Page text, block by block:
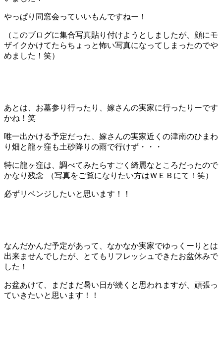
やっぱり同窓会っていいもんですねー！
（このブログに集合写真貼り付けようとしましたが、顔にモ
ザイクかけてたらちょっと怖い写真になってしまったのでや
めました！笑）
あとは、お墓参り行ったり、嫁さんの実家に行ったりーです
かね！笑
唯一出かける予定だった、嫁さんの実家近くの津南のひまわ
り畑と龍ヶ窪も土砂降りの雨で行けず・・・
特に龍ヶ窪は、調べてみたらすごく綺麗なところだったので
かなり残念
（写真をご覧になりたい方はＷＥＢにて！笑）
必ずリベンジしたいと思います！！
なんだかんだ予定があって、なかなか実家でゆっくーりとは
出来ませんでしたが、とてもリフレッシュできたお盆休みで
した！
お盆あけて、まだまだ暑い日が続くと思われますが、頑張っ
ていきたいと思います！！